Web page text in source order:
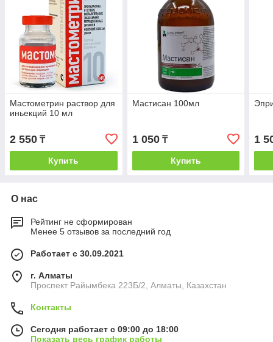
Мастометрин раствор для
иньекций 10 мл
2 550 ₸
Купить
Мастисан 100мл
1 050₸
Купить
1
О нас
Рейтинг не сформирован
Менее 5 отзывов за последний год
Работает с 30.09.2021
г. Алматы
Проспект Райымбека 223Б/2, Алматы, Казахстан
Контакты
Сегодня работает с 09:00 до 18:00
Показать весь график работы